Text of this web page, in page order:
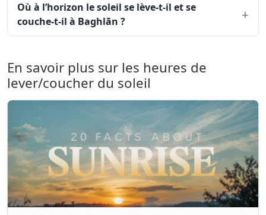
Où à l’horizon le soleil se lève-t-il et se
couche-t-il à Baghlān ?
En savoir plus sur les heures de
lever/coucher du soleil